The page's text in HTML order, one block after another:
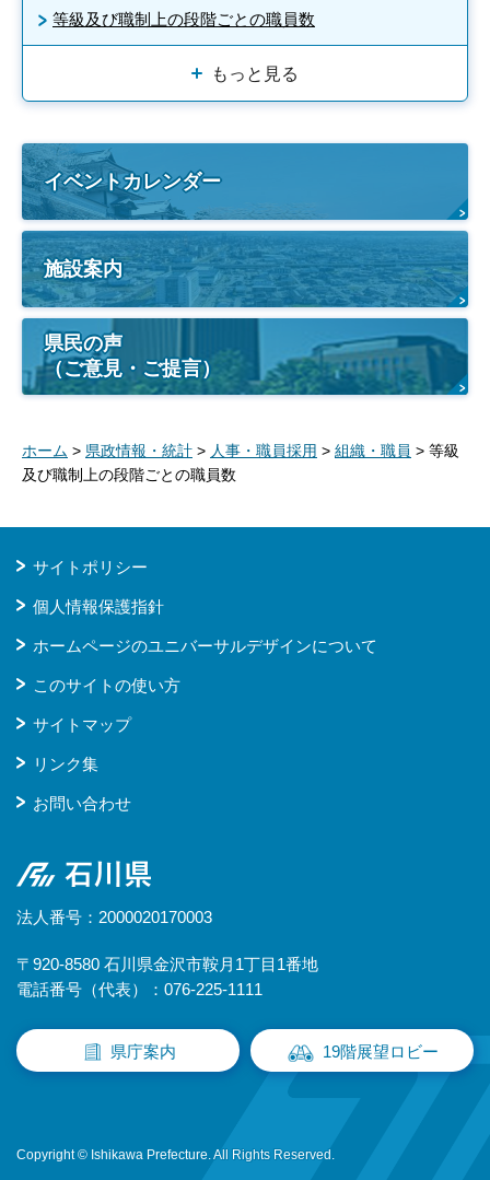
等級及び職制上の段階ごとの職員数
もっと見る
イベントカレンダー
施設案内
県民の声
（ご意見・ご提言）
ホーム > 県政情報・統計 > 人事・職員採用 > 組織・職員 > 等級
及び職制上の段階ごとの職員数
サイトポリシー
個人情報保護指針
ホームページのユニバーサルデザインについて
このサイトの使い方
サイトマップ
リンク集
お問い合わせ
石川県
法人番号：2000020170003
〒920-8580 石川県金沢市鞍月1丁目1番地
電話番号（代表）：076-225-1111
県庁案内 19階展望ロビー
Copyright © Ishikawa Prefecture. All Rights Reserved.